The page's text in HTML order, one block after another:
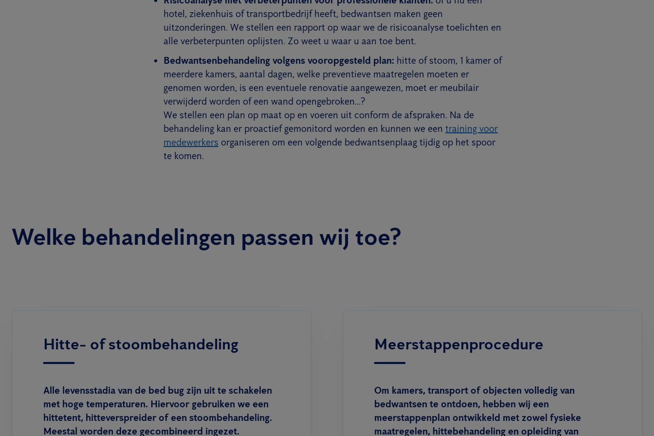
hotel, ziekenhuis of transportbedrijf heeft, bedwantsen maken geen
uitzonderingen. We stellen een rapport op waar we de risicoanalyse toelichten en
alle verbeterpunten oplijsten. Zo weet u waar u aan toe bent.
Bedwantsenbehandeling volgens vooropgesteld plan: hitte of stoom, 1 kamer of
meerdere kamers, aantal dagen, welke preventieve maatregelen moeten er
genomen worden, is een eventuele renovatie aangewezen, moet er meubilair
verwijderd worden of een wand opengebroken...?
We stellen een plan op maat op en voeren uit conform de afspraken. Na de
behandeling kan er proactief gemonitord worden en kunnen we een training voor
medewerkers organiseren om een volgende bedwantsenplaag tijdig op het spoor
te komen.
Welke behandelingen passen wij toe?
Hitte- of stoombehandeling
Alle levensstadia van de bed bug zijn uit te schakelen
met hoge temperaturen. Hiervoor gebruiken we een
hittetent, hitteverspreider of een stoombehandeling.
Meestal worden deze gecombineerd ingezet.
Meerstappenprocedure
Om kamers, transport of objecten volledig van
bedwantsen te ontdoen, hebben wij een
meerstappenplan ontwikkeld met zowel fysieke
maatregelen, hittebehandeling en opleiding van